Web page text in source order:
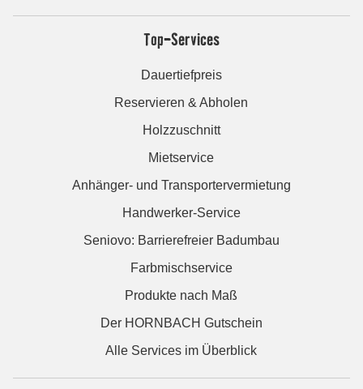
Top-Services
Dauertiefpreis
Reservieren & Abholen
Holzzuschnitt
Mietservice
Anhänger- und Transportervermietung
Handwerker-Service
Seniovo: Barrierefreier Badumbau
Farbmischservice
Produkte nach Maß
Der HORNBACH Gutschein
Alle Services im Überblick